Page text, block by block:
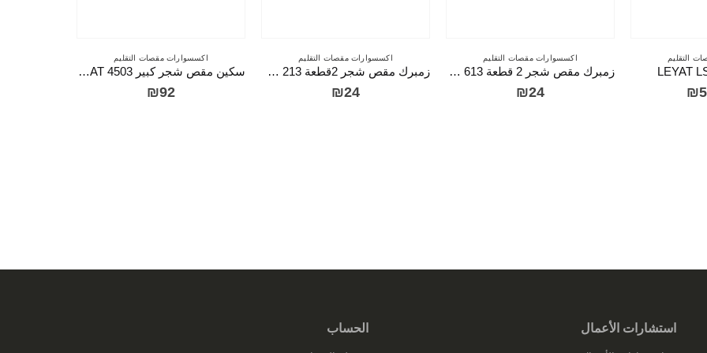
التقليم
₪
اكسسوارات مقصات التقليم
زمبرك مقص شجر 2 قطعة LEYAT 613
₪24
اكسسوارات مقصات التقليم
زمبرك مقص شجر 2قطعة LEYAT 213
₪24
اكسسوارات مقصات التقليم
سكين مقص شجر كبير LEYAT 4503
₪92
استشارات الأعمال الحساب